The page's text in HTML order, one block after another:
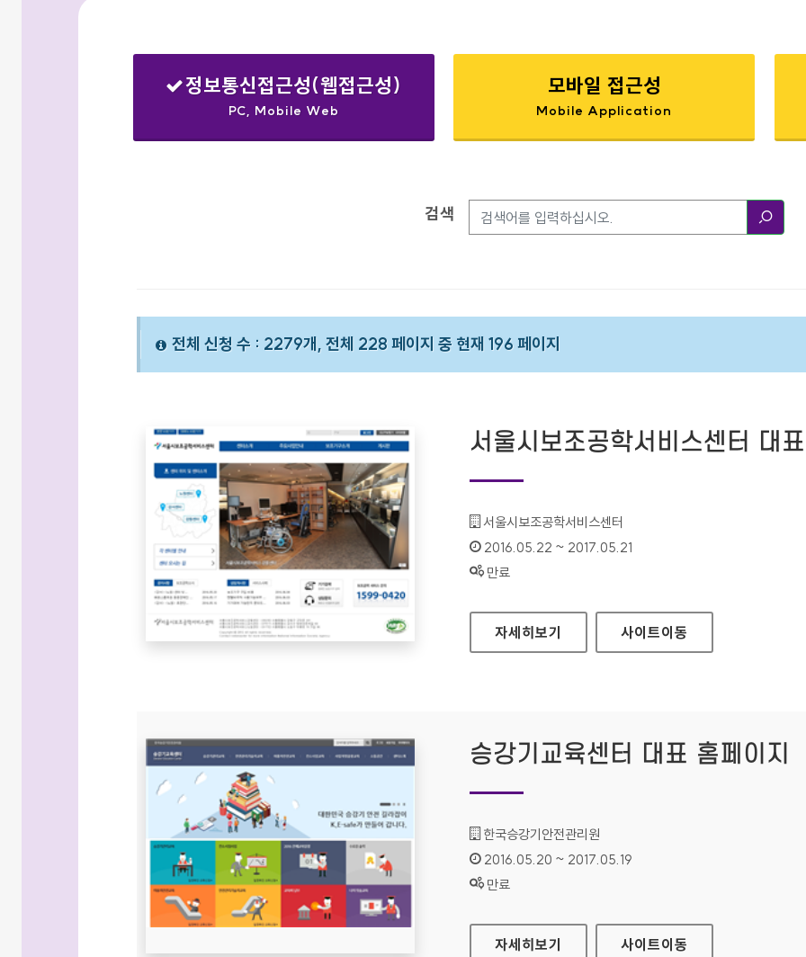
정보통신접근성(웹접근성)
PC, Mobile Web
모바일 접근성
Mobile Application
검색
전체 신청 수 : 2279개, 전체 228 페이지 중 현재 196 페이지
서울시보조공학서비스센터 대
기관명 :
서울시보조공학서비스센터
인증기간 :
2016.05.22 ~ 2017.05.21
상태 :
만료
서울시보조공학서비스센터 대표 홈페이지
자세히보기 사이트이동
승강기교육센터 대표 홈페이지
기관명 :
한국승강기안전관리원
인증기간 :
2016.05.20 ~ 2017.05.19
상태 :
만료
승강기교육센터 대표 홈페이지
자세히보기 사이트이동